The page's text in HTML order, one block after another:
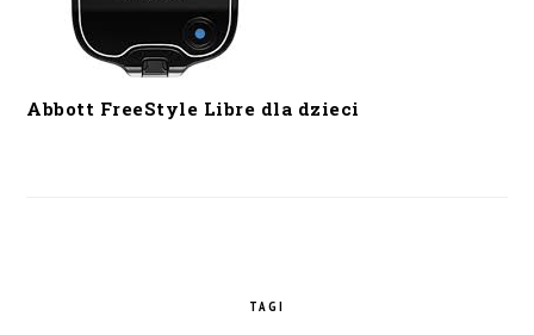
Abbott FreeStyle Libre dla dzieci
TAGI